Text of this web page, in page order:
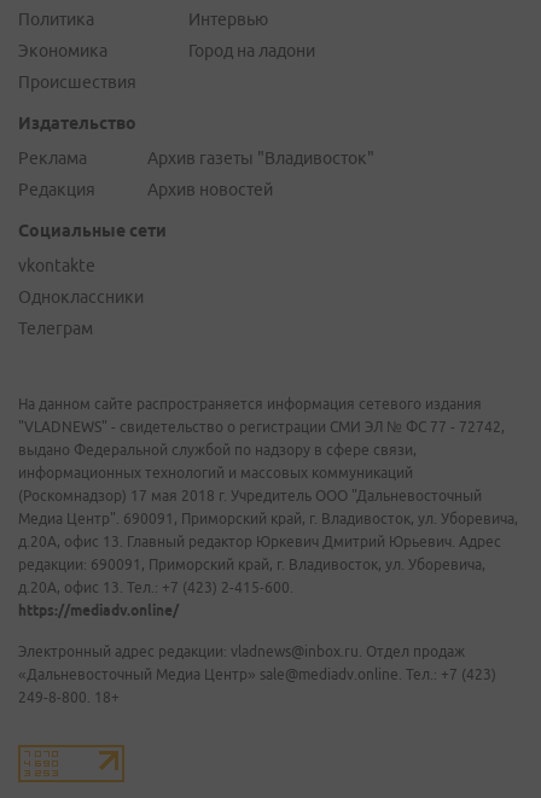
Политика
Экономика
Происшествия
Интервью
Город на ладони
Издательство
Реклама
Редакция
Архив газеты "Владивосток"
Архив новостей
Социальные сети
vkontakte
Одноклассники
Телеграм
На данном сайте распространяется информация сетевого издания
"VLADNEWS" - свидетельство о регистрации СМИ ЭЛ № ФС 77 - 72742,
выдано Федеральной службой по надзору в сфере связи,
информационных технологий и массовых коммуникаций
(Роскомнадзор) 17 мая 2018 г. Учредитель ООО "Дальневосточный
Медиа Центр". 690091, Приморский край, г. Владивосток, ул. Уборевича,
д.20А, офис 13. Главный редактор Юркевич Дмитрий Юрьевич. Адрес
редакции: 690091, Приморский край, г. Владивосток, ул. Уборевича,
д.20А, офис 13. Тел.: +7 (423) 2-415-600.
https://mediadv.online/
Электронный адрес редакции: vladnews@inbox.ru. Отдел продаж
«Дальневосточный Медиа Центр» sale@mediadv.online. Тел.: +7 (423)
249-8-800. 18+